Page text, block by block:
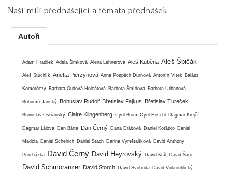
Naši milí přednášející a témata přednášek
Autoři
Adam Hradilek Adéla Šimková Alena Lehnerová Aleš Kuběna Aleš Špičák
Aleš Stuchlík Anetta Pierzynová Anna Pospěch Durnová Antonín Vítek Balász
Komoróczy Barbara Oudová Holcátová Barbora Šmídová Barbora Urbanová
Bohumír Janský Bohuslav Rudolf Břetislav Fajkus Břetislav Tureček
Bronislav Ostřanský Claire Klingenberg Cyril Brom Cyril Hoschl Dagmar Krejčí
Dagmar Lálová Dan Bárta Dan Černý Dana Drábová Daniel Koťátko Daniel
Madzia Daniel Scheirich Daniel Stach Darina Vymětalíková David Anthony
Procházka David Černý David Heyrovský David Král David Šanc
David Schmoranzer David Storch David Svoboda David Vokrouhlický